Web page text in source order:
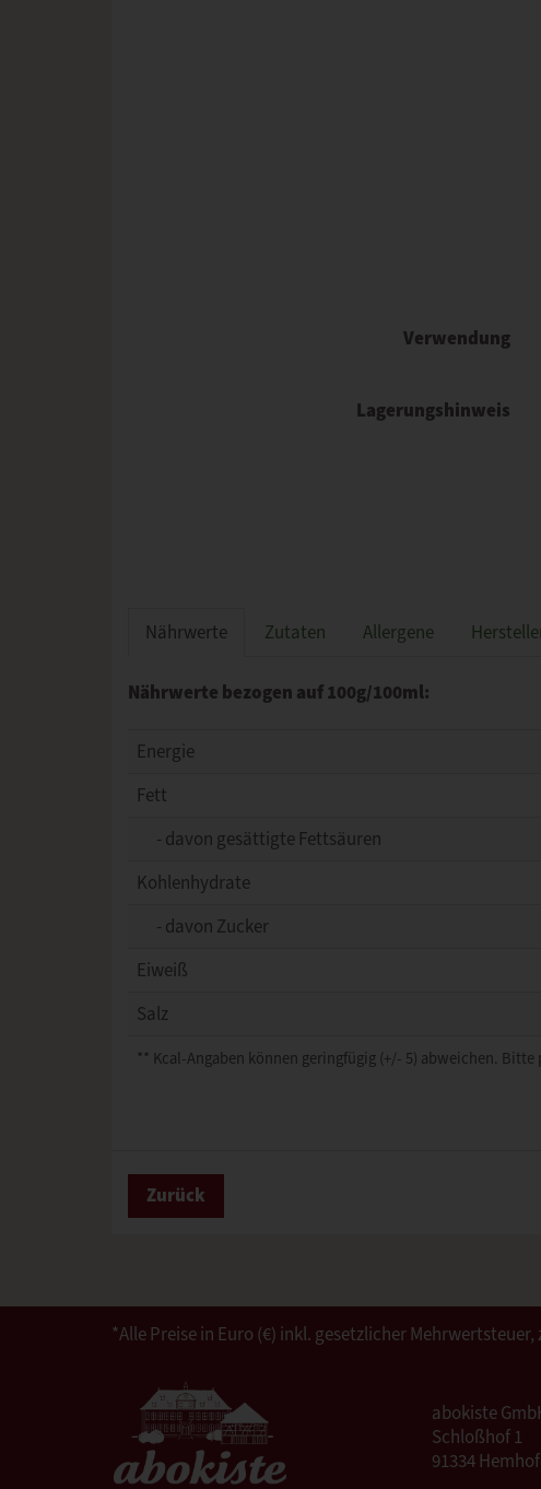
Verwendung
Lagerungshinweis
Nährwerte Zutaten Allergene
Nährwerte bezogen auf 100g/100ml:
Energie
Fett
- davon gesättigte Fettsäuren
Kohlenhydrate
- davon Zucker
Eiweiß
Salz
** Kcal-Angaben können geringfügig (+/- 5) abweichen.
Zurück
*Alle Preise in Euro (€) inkl. gesetzlicher
abokiste
Schloßhof 1
91334